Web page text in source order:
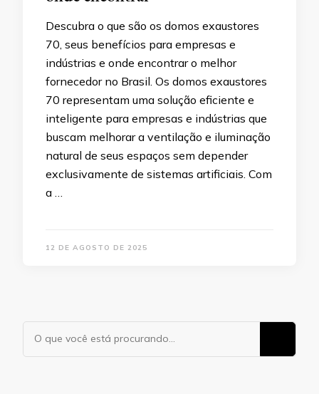
Descubra o que são os domos exaustores
70, seus benefícios para empresas e
indústrias e onde encontrar o melhor
fornecedor no Brasil. Os domos exaustores
70 representam uma solução eficiente e
inteligente para empresas e indústrias que
buscam melhorar a ventilação e iluminação
natural de seus espaços sem depender
exclusivamente de sistemas artificiais. Com
a …
12 DE AGOSTO DE 2025
Procurando